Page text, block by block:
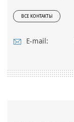
ВСЕ КОНТАКТЫ
E-mail: